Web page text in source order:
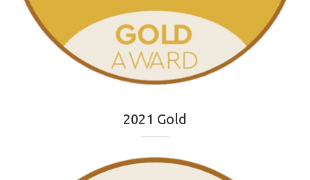
2021 Gold